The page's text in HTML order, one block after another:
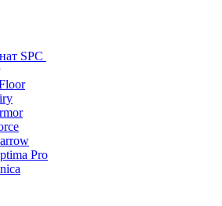
SPC
Pro